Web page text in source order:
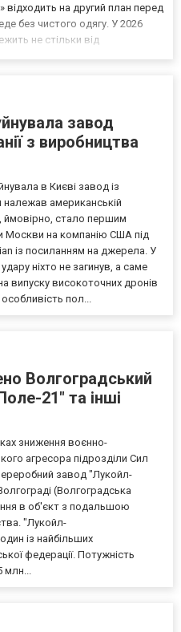
відходить на другий план перед
без чистого одягу. У 2026
не стільки від
завод
з виробництва
в Києві завод із
належав американській
ймовірно, стало першим
Москви на компанію США під
із посиланням на джерела. У
ніхто не загинув, а саме
випуску високоточних дронів
пол...
Волгоградський
21" та інші
зниження воєнно-
агресора підрозділи Сил
завод "Лукойл-
(Волгоградська
в об'єкт з подальшою
"Лукойл-
із найбільших
федерації. Потужність
млн...